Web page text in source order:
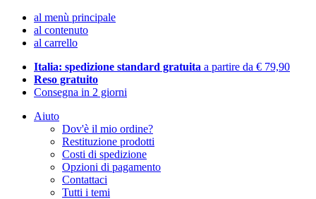
al menù principale
al contenuto
al carrello
Italia: spedizione standard gratuita a partire da € 79,90
Reso gratuito
Consegna in 2 giorni
Aiuto
Dov'è il mio ordine?
Restituzione prodotti
Costi di spedizione
Opzioni di pagamento
Contattaci
Tutti i temi